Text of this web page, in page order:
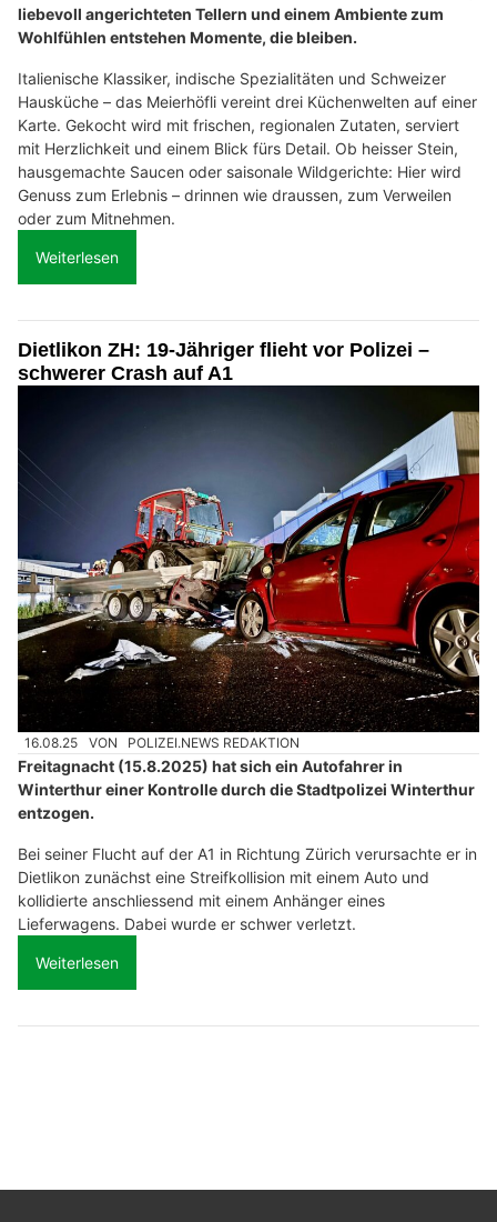
liebevoll angerichteten Tellern und einem Ambiente zum
Wohlfühlen entstehen Momente, die bleiben.
Italienische Klassiker, indische Spezialitäten und Schweizer
Hausküche – das Meierhöfli vereint drei Küchenwelten auf einer
Karte. Gekocht wird mit frischen, regionalen Zutaten, serviert
mit Herzlichkeit und einem Blick fürs Detail. Ob heisser Stein,
hausgemachte Saucen oder saisonale Wildgerichte: Hier wird
Genuss zum Erlebnis – drinnen wie draussen, zum Verweilen
oder zum Mitnehmen.
Weiterlesen
Dietlikon ZH: 19-Jähriger flieht vor Polizei –
schwerer Crash auf A1
16.08.25 VON POLIZEI.NEWS REDAKTION
Freitagnacht (15.8.2025) hat sich ein Autofahrer in
Winterthur einer Kontrolle durch die Stadtpolizei Winterthur
entzogen.
Bei seiner Flucht auf der A1 in Richtung Zürich verursachte er in
Dietlikon zunächst eine Streifkollision mit einem Auto und
kollidierte anschliessend mit einem Anhänger eines
Lieferwagens. Dabei wurde er schwer verletzt.
Weiterlesen